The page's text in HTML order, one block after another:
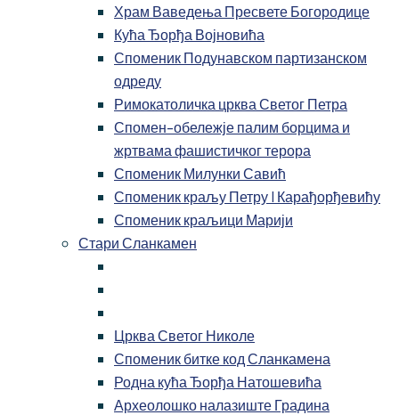
Храм Ваведења Пресвете Богородице
Кућа Ђорђа Војновића
Споменик Подунавском партизанском
одреду
Римокатоличка црква Светог Петра
Спомен-обележје палим борцима и
жртвама фашистичког терора
Споменик Милунки Савић
Споменик краљу Петру I Карађорђевићу
Споменик краљици Марији
Стари Сланкамен
Црква Светог Николе
Споменик битке код Сланкамена
Родна кућа Ђорђа Натошевића
Археолошко налазиште Градина